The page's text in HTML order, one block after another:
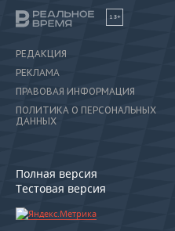
18+
РЕДАКЦИЯ
РЕКЛАМА
ПРАВОВАЯ ИНФОРМАЦИЯ
ПОЛИТИКА О ПЕРСОНАЛЬНЫХ
ДАННЫХ
Полная версия
Тестовая версия